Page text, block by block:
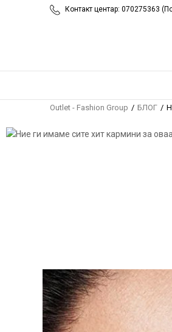
Контакт центар: 070275363
Outlet - Fashion Group БЛОГ